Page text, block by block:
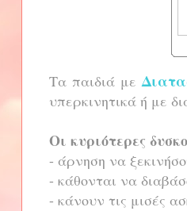
Τα παιδιά με
υπερκινητικά ή με
Οι κυριότερες
- άρνηση να
- κάθονται να
- κάνουν τις μισές